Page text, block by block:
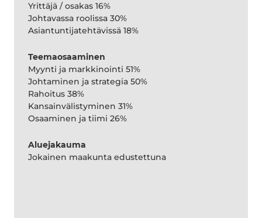
Yrittäjä / osakas 16%
Johtavassa roolissa 30%
Asiantuntijatehtävissä 18%
Teemaosaaminen
Myynti ja markkinointi 51%
Johtaminen ja strategia 50%
Rahoitus 38%
Kansainvälistyminen 31%
Osaaminen ja tiimi 26%
Aluejakauma
Jokainen maakunta edustettuna